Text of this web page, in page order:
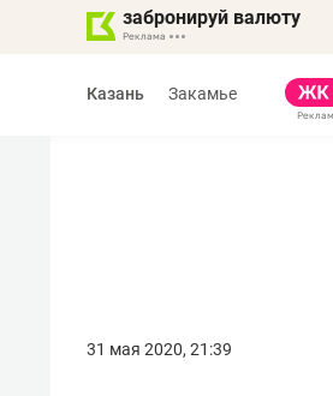
забронируй валюту
Казань Закамье
31 мая 2020, 21:39